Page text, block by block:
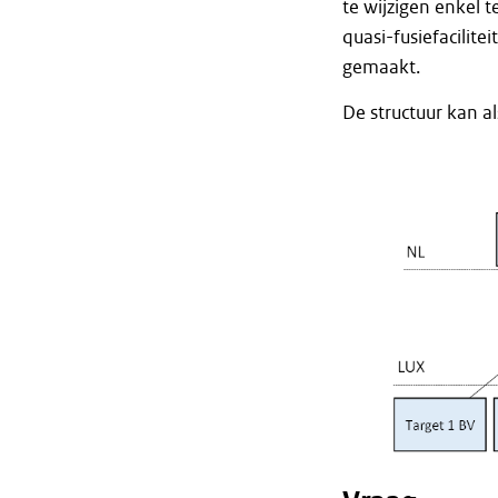
te wijzigen enkel
quasi-
gemaakt.
De structuur kan